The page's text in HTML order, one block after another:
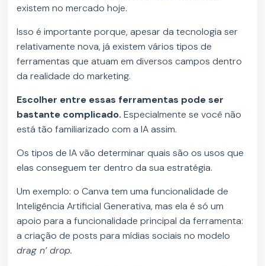
existem no mercado hoje.
Isso é importante porque, apesar da tecnologia ser
relativamente nova, já existem vários tipos de
ferramentas que atuam em diversos campos dentro
da realidade do marketing.
Escolher entre essas ferramentas pode ser
bastante complicado.Especialmente se você não
está tão familiarizado com a IA assim.
Os tipos de IA vão determinar quais são os usos que
elas conseguem ter dentro da sua estratégia.
Um exemplo: o Canva tem uma funcionalidade de
Inteligência Artificial Generativa, mas ela é só um
apoio para a funcionalidade principal da ferramenta:
a criação de posts para mídias sociais no modelo
drag n’ drop.